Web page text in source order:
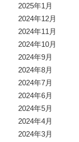
2025年1月
2024年12月
2024年11月
2024年10月
2024年9月
2024年8月
2024年7月
2024年6月
2024年5月
2024年4月
2024年3月